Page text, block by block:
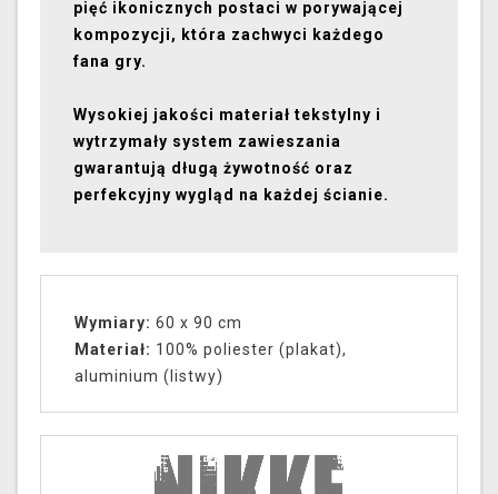
pięć ikonicznych postaci w porywającej
kompozycji, która zachwyci każdego
fana gry.
Wysokiej jakości materiał tekstylny i
wytrzymały system zawieszania
gwarantują długą żywotność oraz
perfekcyjny wygląd na każdej ścianie.
Wymiary: 60 x 90 cm
Materiał: 100% poliester (plakat),
aluminium (listwy)